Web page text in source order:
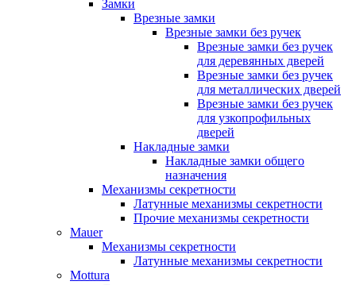
Замки
Врезные замки
Врезные замки без ручек
Врезные замки без ручек
для деревянных дверей
Врезные замки без ручек
для металлических дверей
Врезные замки без ручек
для узкопрофильных
дверей
Накладные замки
Накладные замки общего
назначения
Механизмы секретности
Латунные механизмы секретности
Прочие механизмы секретности
Mauer
Механизмы секретности
Латунные механизмы секретности
Mottura